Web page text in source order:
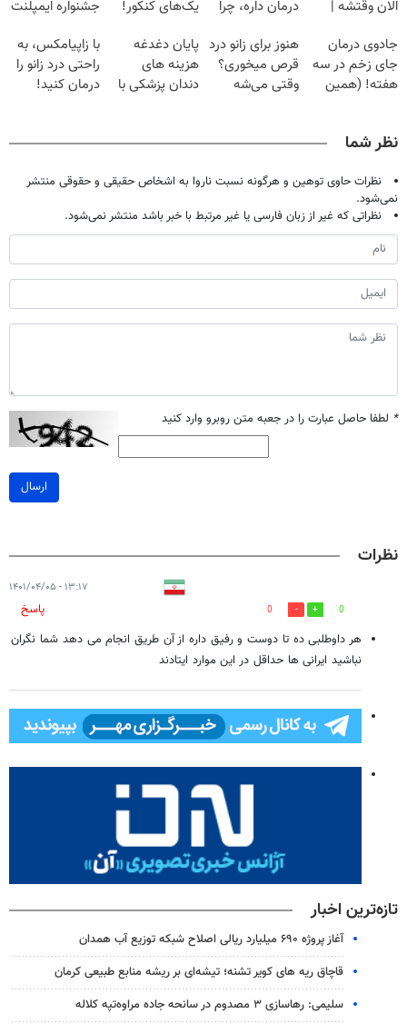
الان وقتشه |
میلیون تومان!!!
درمان داره، چرا
تحمل میکنی؟❗
یک‌های کنکور!
جشنواره ایمپلنت
فقط ۲۵ میلیون
جادوی درمان
جای زخم در سه
هفته! (همین
هنوز برای زانو درد
قرص میخوری؟
وقتی می‌شه
پایان دغدغه
هزینه های
دندان پزشکی با
با زاپیامکس، به
راحتی درد زانو را
درمان کنید!
نظر شما
نظرات حاوی توهین و هرگونه نسبت ناروا به اشخاص حقیقی و حقوقی منتشر
نمی‌شود.
نظراتی که غیر از زبان فارسی یا غیر مرتبط با خبر باشد منتشر نمی‌شود.
* لطفا حاصل عبارت را در جعبه متن روبرو وارد کنید
ارسال
نظرات
۱۳:۱۷ - ۱۴۰۱/۰۴/۰۵
0
0
پاسخ
هر داوطلبی ده تا دوست و رفیق داره از آن طریق انجام می دهد شما نگران
نباشید ایرانی ها حداقل در این موارد ایتادند
تازه‌ترین اخبار
آغاز پروژه ۶۹۰ میلیارد ریالی اصلاح شبکه توزیع آب همدان
قاچاق ریه های کویر تشنه؛ تیشه‌ای بر ریشه منابع طبیعی کرمان
سلیمی: رهاسازی ۳ مصدوم در سانحه جاده مراوه‌تپه کلاله